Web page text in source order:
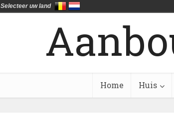
Home Huis
Selecteer uw land